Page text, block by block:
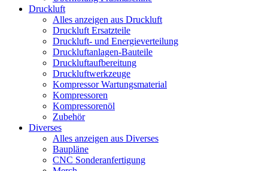
Druckluft
Alles anzeigen aus Druckluft
Druckluft Ersatzteile
Druckluft- und Energieverteilung
Druckluftanlagen-Bauteile
Druckluftaufbereitung
Druckluftwerkzeuge
Kompressor Wartungsmaterial
Kompressoren
Kompressorenöl
Zubehör
Diverses
Alles anzeigen aus Diverses
Baupläne
CNC Sonderanfertigung